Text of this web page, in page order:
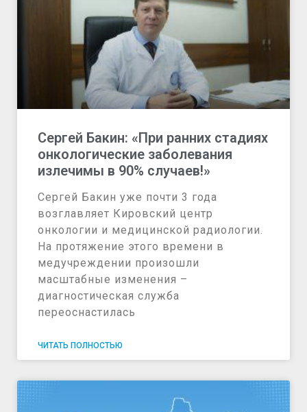
Сергей Бакин: «При ранних стадиях
онкологические заболевания
излечимы в 90% случаев!»
Сергей Бакин уже почти 3 года
возглавляет Кировский центр
онкологии и медицинской радиологии.
На протяжение этого времени в
медучреждении произошли
масштабные изменения –
диагностическая служба
переоснастилась
ЧИТАТЬ ПОЛНОСТЬЮ